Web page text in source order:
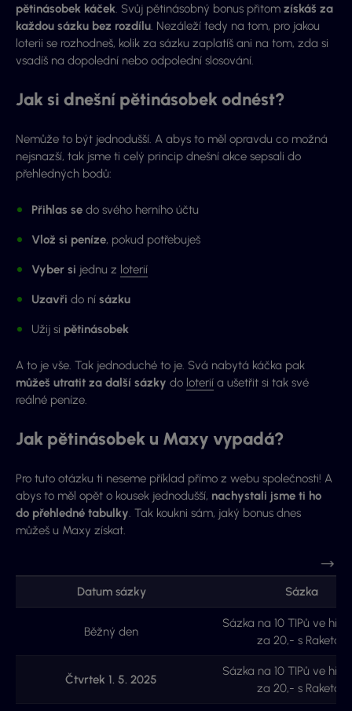
pětinásobek káček. Svůj pětinásobný bonus přitom získáš za
každou sázku bez rozdílu. Nezáleží tedy na tom, pro jakou
loterii se rozhodneš, kolik za sázku zaplatíš ani na tom, zda si
vsadíš na dopolední nebo odpolední slosování.
Jak si dnešní pětinásobek odnést?
Nemůže to být jednodušší. A abys to měl opravdu co možná
nejsnazší, tak jsme ti celý princip dnešní akce sepsali do
přehledných bodů:
Přihlas se do svého herního účtu
Vlož si peníze, pokud potřebuješ
Vyber si jednu z loterií
Uzavři do ní sázku
Užij si pětinásobek
A to je vše. Tak jednoduché to je. Svá nabytá káčka pak
můžeš utratit za další sázky do loterií a ušetřit si tak své
reálné peníze.
Jak pětinásobek u Maxy vypadá?
Pro tuto otázku ti neseme příklad přímo z webu společnosti! A
abys to měl opět o kousek jednodušší, nachystali jsme ti ho
do přehledné tabulky. Tak koukni sám, jaký bonus dnes
můžeš u Maxy získat.
Datum sázky Sázka
Běžný den
Sázka na 10 TIPů ve hře
za 20,- s Raketou
Čtvrtek 1. 5. 2025
Sázka na 10 TIPů ve hře
za 20,- s Raketou